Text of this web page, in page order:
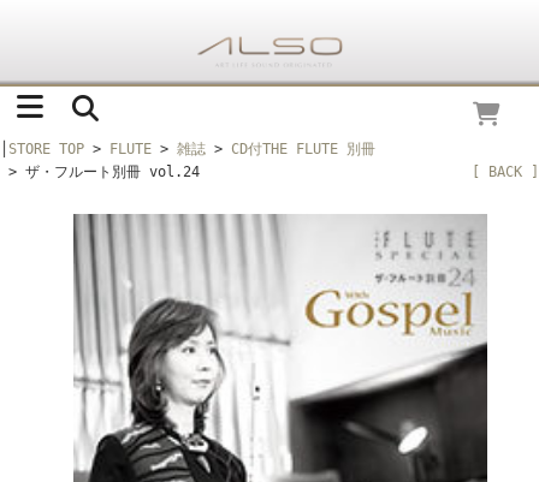
STORE TOP > FLUTE > 雑誌 > CD付THE FLUTE 別冊
> ザ・フルート別冊 vol.24
[ BACK ]